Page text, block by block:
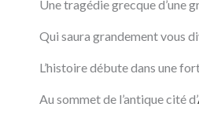
Une tragédie grecque d’une
Qui saura grandement vous
L’histoire débute dans une
Au sommet de l’antique cité d’